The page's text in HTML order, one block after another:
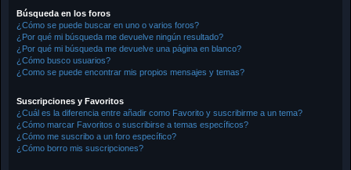
Búsqueda en los foros
¿Cómo se puede buscar en uno o varios foros?
¿Por qué mi búsqueda me devuelve ningún resultado?
¿Por qué mi búsqueda me devuelve una página en blanco?
¿Cómo busco usuarios?
¿Como se puede encontrar mis propios mensajes y temas?
Suscripciones y Favoritos
¿Cuál es la diferencia entre añadir como Favorito y suscribirme a un tema?
¿Cómo marcar Favoritos o suscribirse a temas específicos?
¿Cómo me suscribo a un foro específico?
¿Cómo borro mis suscripciones?